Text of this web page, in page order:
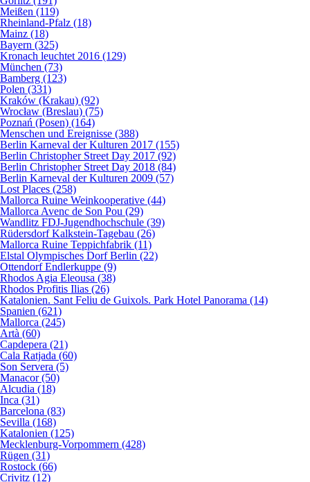
Meißen (119)
Rheinland-Pfalz (18)
Mainz (18)
Bayern (325)
Kronach leuchtet 2016 (129)
München (73)
Bamberg (123)
Polen (331)
Kraków (Krakau) (92)
Wrocław (Breslau) (75)
Poznań (Posen) (164)
Menschen und Ereignisse (388)
Berlin Karneval der Kulturen 2017 (155)
Berlin Christopher Street Day 2017 (92)
Berlin Christopher Street Day 2018 (84)
Berlin Karneval der Kulturen 2009 (57)
Lost Places (258)
Mallorca Ruine Weinkooperative (44)
Mallorca Avenc de Son Pou (29)
Wandlitz FDJ-Jugendhochschule (39)
Rüdersdorf Kalkstein-Tagebau (26)
Mallorca Ruine Teppichfabrik (11)
Elstal Olympisches Dorf Berlin (22)
Ottendorf Endlerkuppe (9)
Rhodos Agia Eleousa (38)
Rhodos Profitis Ilias (26)
Katalonien. Sant Feliu de Guixols. Park Hotel Panorama (14)
Spanien (621)
Mallorca (245)
Artà (60)
Capdepera (21)
Cala Ratjada (60)
Son Servera (5)
Manacor (50)
Alcudia (18)
Inca (31)
Barcelona (83)
Sevilla (168)
Katalonien (125)
Mecklenburg-Vorpommern (428)
Rügen (31)
Rostock (66)
Crivitz (12)